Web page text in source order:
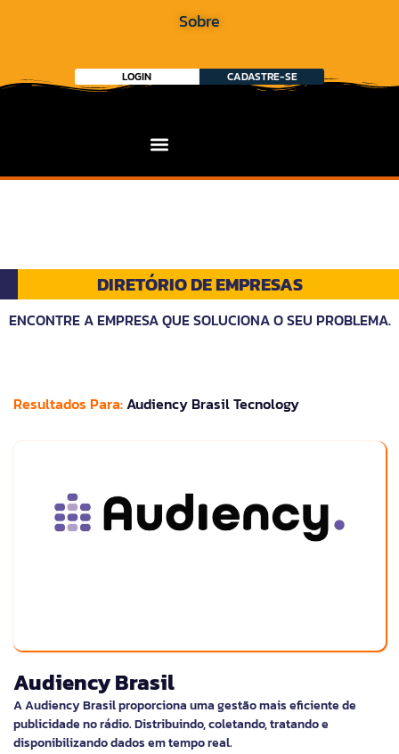
Sobre
LOGIN CADASTRE-SE
DIRETÓRIO DE EMPRESAS
ENCONTRE A EMPRESA QUE SOLUCIONA O SEU PROBLEMA.
Resultados Para:Audiency Brasil Tecnology
Audiency Brasil
A Audiency Brasil proporciona uma gestão mais eficiente de
publicidade no rádio. Distribuindo, coletando, tratando e
disponibilizando dados em tempo real.